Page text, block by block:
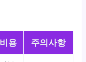
용 주의사항